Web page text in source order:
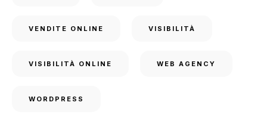
VENDITE ONLINE VISIBILITÀ
VISIBILITÀ ONLINE WEB AGENCY
WORDPRESS